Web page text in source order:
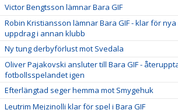
Victor Bengtsson lämnar Bara GIF
Robin Kristiansson lämnar Bara GIF - klar för nya
uppdrag i annan klubb
Ny tung derbyförlust mot Svedala
Oliver Pajakovski ansluter till Bara GIF -
fotbollsspelandet igen
Efterlängtad seger hemma mot Smygehuk
Leutrim Mejzinolli klar för spel i Bara GIF